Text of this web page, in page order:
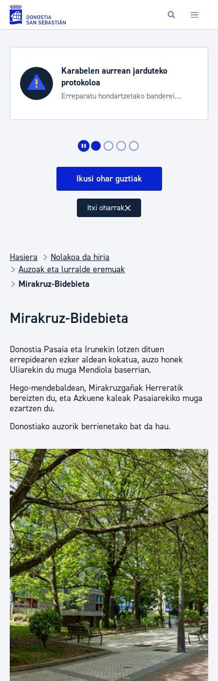
Eduki nagusira joan Buscar
Aste Nagusia 2026
Trafiko mozketak eta garraio zerbitzu
bereziak
Ikusi ohar guztiak
Itxi oharrak
Hasiera
Nolakoa da hiria
Auzoak eta lurralde eremuak
Mirakruz-Bidebieta
Mirakruz-Bidebieta
Donostia Pasaia eta Irunekin lotzen dituen
errepidearen ezker aldean kokatua, auzo honek
Uliarekin du muga Mendiola baserrian.
Hego-mendebaldean, Mirakruzgañak Herreratik
bereizten du, eta Azkuene kaleak Pasaiarekiko muga
ezartzen du.
Donostiako auzorik berrienetako bat da hau.